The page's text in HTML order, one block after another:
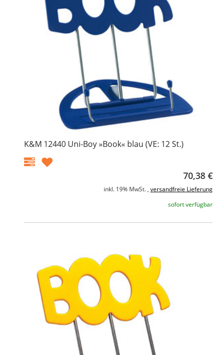
K&M 12440 Uni-Boy »Book« blau (VE: 12 St.)
70,38 €
inkl. 19% MwSt. , versandfreie Lieferung
sofort verfügbar